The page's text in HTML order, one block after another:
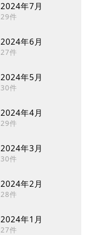
2024年7月
29件
2024年6月
27件
2024年5月
30件
2024年4月
29件
2024年3月
30件
2024年2月
28件
2024年1月
27件